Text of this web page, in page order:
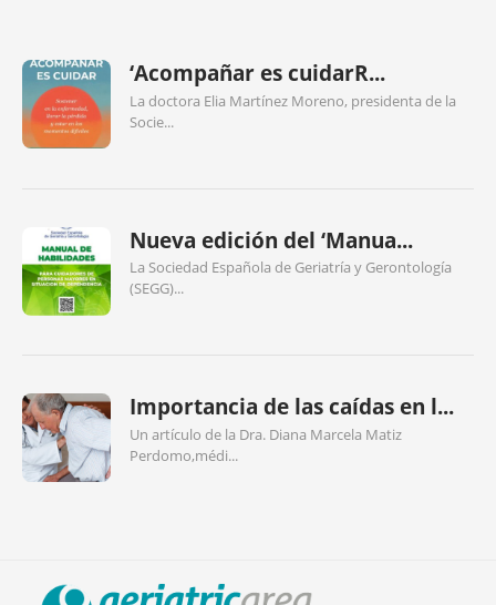
‘Acompañar es cuidarR...
La doctora Elia Martínez Moreno, presidenta de la
Socie...
Nueva edición del ‘Manua...
La Sociedad Española de Geriatría y Gerontología
(SEGG)...
Importancia de las caídas en l...
Un artículo de la Dra. Diana Marcela Matiz
Perdomo,médi...